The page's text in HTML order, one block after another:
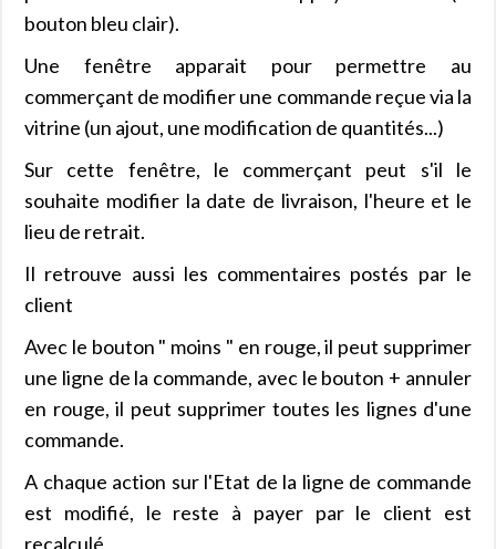
bouton bleu clair).
Une fenêtre apparait pour permettre au
commerçant de modifier une commande reçue via la
vitrine (un ajout, une modification de quantités...)
Sur cette fenêtre, le commerçant peut s'il le
souhaite modifier la date de livraison, l'heure et le
lieu de retrait.
Il retrouve aussi les commentaires postés par le
client
Avec le bouton " moins " en rouge, il peut supprimer
une ligne de la commande, avec le bouton + annuler
en rouge, il peut supprimer toutes les lignes d'une
commande.
A chaque action sur l'Etat de la ligne de commande
est modifié, le reste à payer par le client est
recalculé